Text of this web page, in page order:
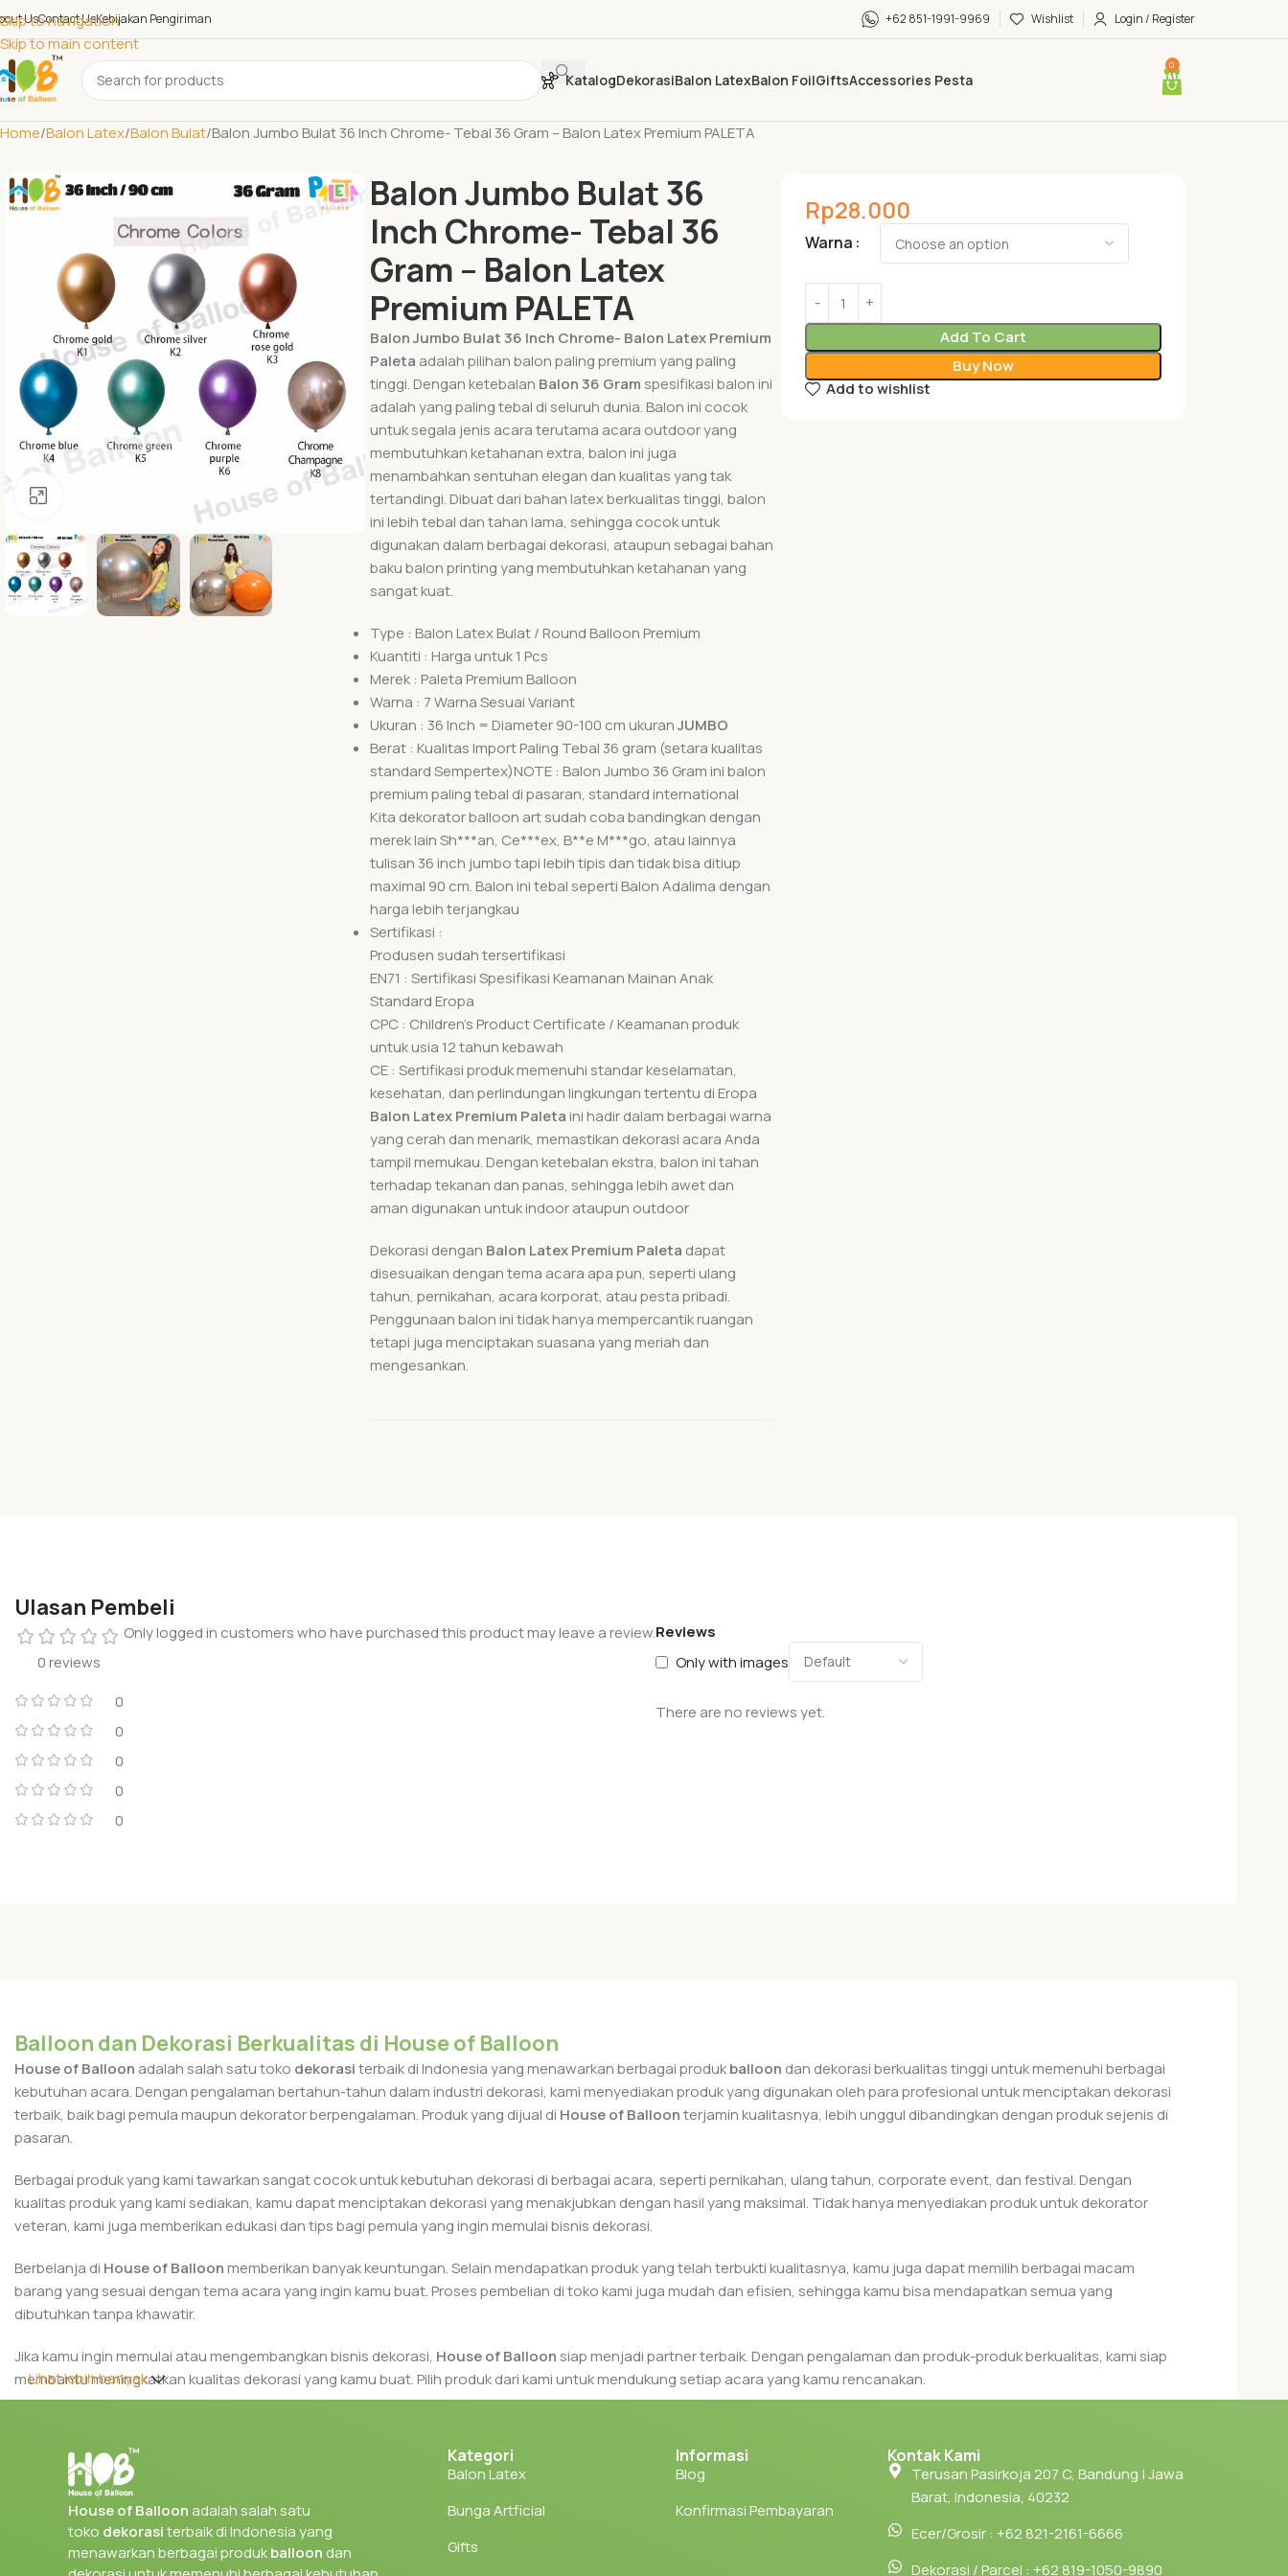
Skip to navigation
Skip to main content
UsContact UsKebijakan Pengiriman +62 851-1991-9969 Wishlist Login / Register
KatalogDekorasiBalon LatexBalon FoilGiftsAccessories Pesta
0
Home Balon Latex Balon Bulat Balon Jumbo Bulat 36 Inch Chrome- Tebal 36 Gram – Balon Latex Premium PALETA
Balon Jumbo Bulat 36
Inch Chrome- Tebal 36
Gram – Balon Latex
Premium PALETA
Balon Jumbo Bulat 36 Inch Chrome- Balon Latex Premium
Paleta adalah pilihan balon paling premium yang paling
tinggi. Dengan ketebalan Balon 36 Gram spesifikasi balon ini
adalah yang paling tebal di seluruh dunia. Balon ini cocok
untuk segala jenis acara terutama acara outdoor yang
membutuhkan ketahanan extra, balon ini juga
menambahkan sentuhan elegan dan kualitas yang tak
tertandingi. Dibuat dari bahan latex berkualitas tinggi, balon
ini lebih tebal dan tahan lama, sehingga cocok untuk
digunakan dalam berbagai dekorasi, ataupun sebagai bahan
baku balon printing yang membutuhkan ketahanan yang
sangat kuat.
Type : Balon Latex Bulat / Round Balloon Premium
Kuantiti : Harga untuk 1 Pcs
Merek : Paleta Premium Balloon
Warna : 7 Warna Sesuai Variant
Ukuran : 36 Inch = Diameter 90-100 cm ukuranJUMBO
Berat : Kualitas Import Paling Tebal 36 gram (setara kualitas
standard Sempertex)NOTE : Balon Jumbo 36 Gram ini balon
premium paling tebal di pasaran, standard international
Kita dekorator balloon art sudah coba bandingkan dengan
merek lain Sh***an, Ce***ex, B**e M***go, atau lainnya
tulisan 36 inch jumbo tapi lebih tipis dan tidak bisa ditiup
maximal 90 cm. Balon ini tebal seperti Balon Adalima dengan
harga lebih terjangkau
Sertifikasi :
Produsen sudah tersertifikasi
EN71 : Sertifikasi Spesifikasi Keamanan Mainan Anak
Standard Eropa
CPC : Children’s Product Certificate / Keamanan produk
untuk usia 12 tahun kebawah
CE : Sertifikasi produk memenuhi standar keselamatan,
kesehatan, dan perlindungan lingkungan tertentu di Eropa
Balon Latex Premium Paleta ini hadir dalam berbagai warna
yang cerah dan menarik, memastikan dekorasi acara Anda
tampil memukau. Dengan ketebalan ekstra, balon ini tahan
terhadap tekanan dan panas, sehingga lebih awet dan
aman digunakan untuk indoor ataupun outdoor
Dekorasi dengan Balon Latex Premium Paleta dapat
disesuaikan dengan tema acara apa pun, seperti ulang
tahun, pernikahan, acara korporat, atau pesta pribadi.
Penggunaan balon ini tidak hanya mempercantik ruangan
tetapi juga menciptakan suasana yang meriah dan
mengesankan.
Rp28.000
Warna
Add To Cart
Buy Now
Add to wishlist
Ulasan Pembeli
0 reviews
0
0
0
0
0
Reviews
Only with images
There are no reviews yet.
Only logged in customers who have purchased this product may leave a review.
Balloon dan Dekorasi Berkualitas di House of Balloon
House of Balloon adalah salah satu toko dekorasiterbaik di Indonesia yang menawarkan berbagai produkballoon dan dekorasi berkualitas tinggi untuk memenuhi berbagai
kebutuhan acara. Dengan pengalaman bertahun-tahun dalam industri dekorasi, kami menyediakan produk yang digunakan oleh para profesional untuk menciptakan dekorasi
terbaik, baik bagi pemula maupun dekorator berpengalaman. Produk yang dijual di House of Balloonterjamin kualitasnya, lebih unggul dibandingkan dengan produk sejenis di
pasaran.
Berbagai produk yang kami tawarkan sangat cocok untuk kebutuhan dekorasi di berbagai acara, seperti pernikahan, ulang tahun, corporate event, dan festival. Dengan
kualitas produk yang kami sediakan, kamu dapat menciptakan dekorasi yang menakjubkan dengan hasil yang maksimal. Tidak hanya menyediakan produk untuk dekorator
veteran, kami juga memberikan edukasi dan tips bagi pemula yang ingin memulai bisnis dekorasi.
Berbelanja di House of Balloonmemberikan banyak keuntungan. Selain mendapatkan produk yang telah terbukti kualitasnya, kamu juga dapat memilih berbagai macam
barang yang sesuai dengan tema acara yang ingin kamu buat. Proses pembelian di toko kami juga mudah dan efisien, sehingga kamu bisa mendapatkan semua yang
dibutuhkan tanpa khawatir.
Jika kamu ingin memulai atau mengembangkan bisnis dekorasi, House of Balloon siap menjadi partner terbaik. Dengan pengalaman dan produk-produk berkualitas, kami siap
membantu meningkatkan kualitas dekorasi yang kamu buat. Pilih produk dari kami untuk mendukung setiap acara yang kamu rencanakan.
lebih istimewa dengan dekorasi yang sempurna dari House of Balloon.
Lihat lebih banyak
House of Balloon adalah salah satu
toko dekorasiterbaik di Indonesia yang
menawarkan berbagai produkballoon dan
Kategori
Balon Latex
Bunga Artficial
Gifts
Informasi
Blog
Konfirmasi Pembayaran
Kontak Kami
Terusan Pasirkoja 207 C, Bandung | Jawa
Barat, Indonesia, 40232
Ecer/Grosir : +62 821-2161-6666
Dekorasi / Parcel : +62 819-1050-9890